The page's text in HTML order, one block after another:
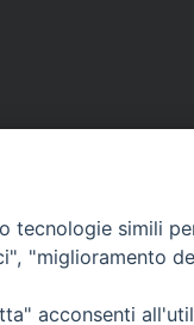
tecnologie simili
"miglioramento
acconsenti